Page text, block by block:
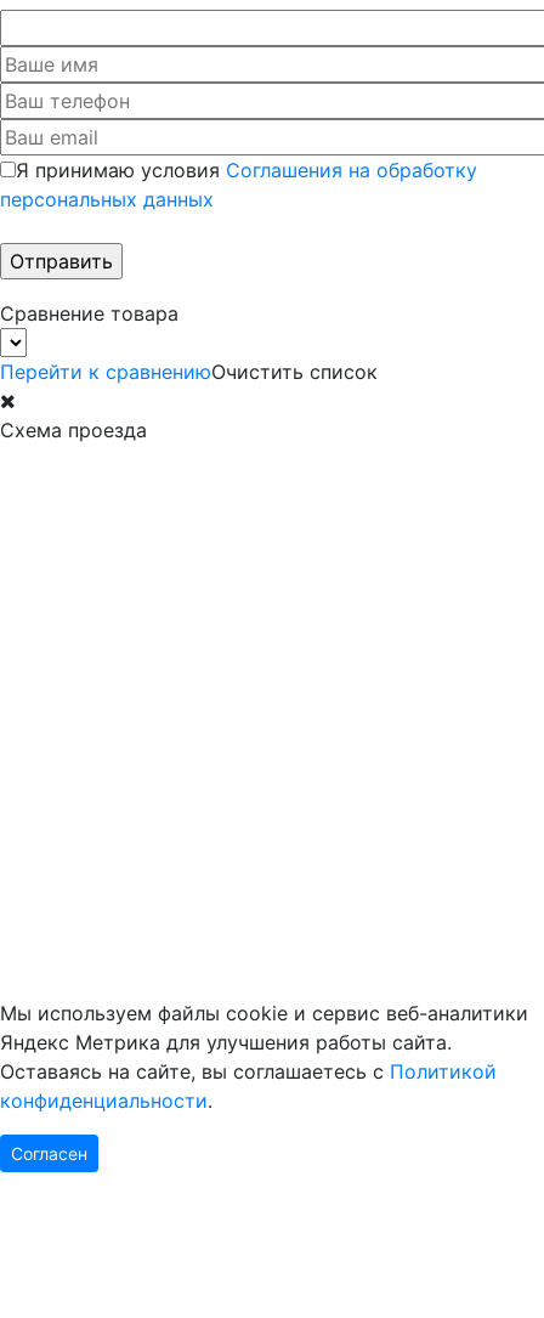
Я принимаю условия Соглашения на обработку
персональных данных
Сравнение товара
Перейти к сравнениюОчистить список
Схема проезда
Мы используем файлы cookie и сервис веб-аналитики
Яндекс Метрика для улучшения работы сайта.
Оставаясь на сайте, вы соглашаетесь с Политикой
конфиденциальности.
Согласен